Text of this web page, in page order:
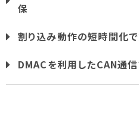
保
割り込み動作の短時間化
DMACを利用したCAN通